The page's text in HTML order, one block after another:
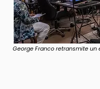
George Franco retransmite un